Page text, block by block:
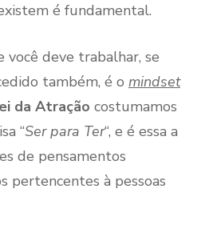
é fundamental.
você deve trabalhar, se
também, é o mindset
da Atração costumamos
“Ser para Ter“, e é essa a
de pensamentos
pertencentes à pessoas